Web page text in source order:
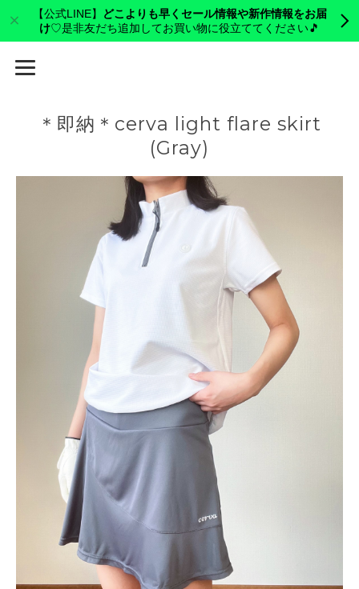
【公式LINE】
どこよりも早くセール情報や新作情報をお届
け♡是非友だち追加してお買い物に役立ててください🎵
＊即納＊cerva light flare skirt
(Gray)